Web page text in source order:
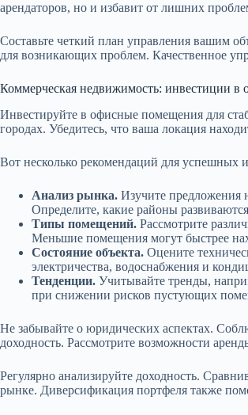
арендаторов, но и избавит от лишних
Составьте четкий план управления вашим
для возникающих проблем. Качественное
Коммерческая недвижимость: инвестиции
Инвестируйте в офисные помещения для
городах. Убедитесь, что ваша локация
Вот несколько рекомендаций для успешных
Анализ рынка. Изучите предложения
Определите, какие районы
Типы помещений. Рассмотрите
Меньшие помещения могут быстрее
Состояние объекта. Оцените
электричества, водоснабжения и
Тенденции. Учитывайте тренды,
при снижении рисков пустующих
Не забывайте о юридических аспектах.
доходность. Рассмотрите возможности
Регулярно анализируйте доходность.
рынке. Диверсификация портфеля также